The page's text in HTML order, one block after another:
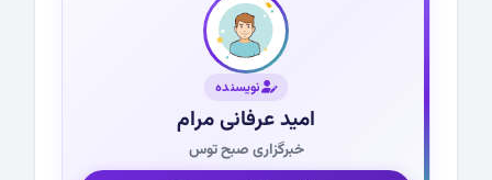
نویسنده
امید عرفانی مرام
خبرگزاری صبح توس